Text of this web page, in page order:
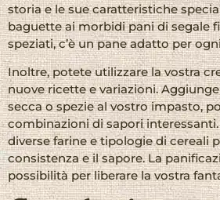
storia e le sue caratteristiche
baguette ai morbidi pani di segale
speziati, c’è un pane adatto per
Inoltre, potete utilizzare la vostra
nuove ricette e variazioni.
secca o spezie al vostro impasto,
combinazioni di sapori
diverse farine e tipologie di cereali
consistenza e il sapore. La
possibilità per liberare la vostra